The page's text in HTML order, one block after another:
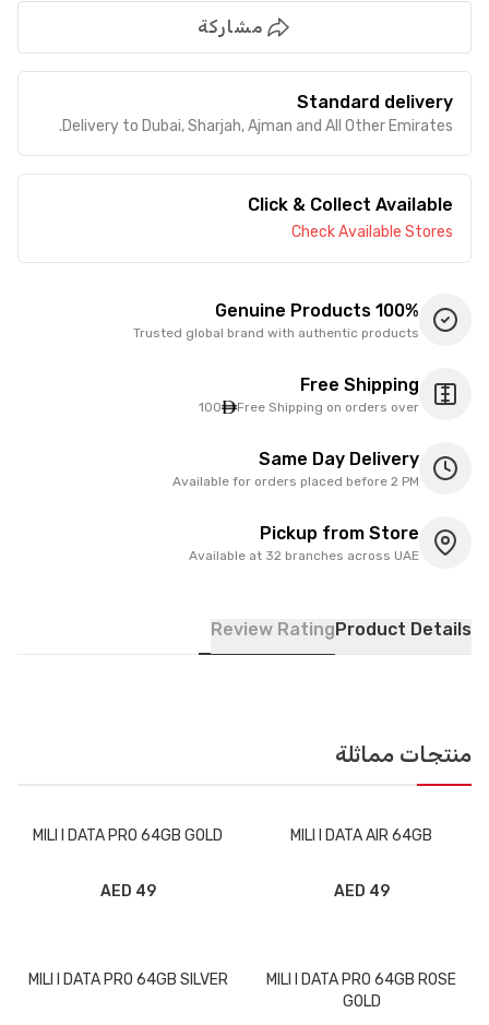
مشاركة
Standard delivery
Delivery to Dubai, Sharjah, Ajman and All Other Emirates.
Click & Collect Available
Check Available Stores
100% Genuine Products
Trusted global brand with authentic products
Free Shipping
Free Shipping on orders over
100
Same Day Delivery
Available for orders placed before 2 PM
Pickup from Store
Available at 32 branches across UAE
Product Details
Review Rating
منتجات مماثلة
MILI I DATA AIR 64GB
49 AED
MILI I DATA PRO 64GB GOLD
49 AED
MILI I DATA PRO 64GB ROSE
GOLD
MILI I DATA PRO 64GB SILVER